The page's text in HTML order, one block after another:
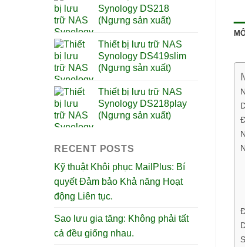
Synology DS218
(Ngưng sản xuất)
Thiết bị lưu trữ NAS
Synology DS419slim
(Ngưng sản xuất)
Thiết bị lưu trữ NAS
Synology DS218play
(Ngưng sản xuất)
RECENT POSTS
Kỹ thuật Khôi phục MailPlus: Bí
quyết Đảm bảo Khả năng Hoạt
động Liên tục.
Sao lưu gia tăng: Không phải tất
cả đều giống nhau.